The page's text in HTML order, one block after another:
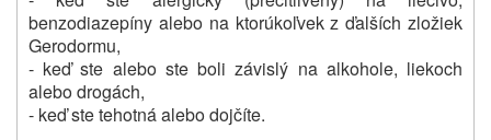
benzodiazepíny alebo na ktorúkoľvek z ďalších zložiek
Gerodormu,
- keď ste alebo ste boli závislý na alkohole, liekoch
alebo drogách,
- keď ste tehotná alebo dojčíte.